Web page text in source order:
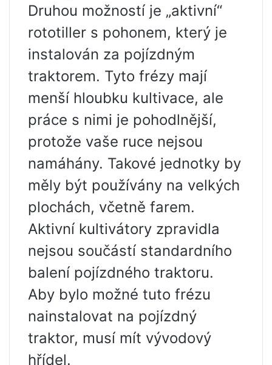
Druhou možností je „aktivní“
rototiller s pohonem, který je
instalován za pojízdným
traktorem. Tyto frézy mají
menší hloubku kultivace, ale
práce s nimi je pohodlnější,
protože vaše ruce nejsou
namáhány. Takové jednotky by
měly být používány na velkých
plochách, včetně farem.
Aktivní kultivátory zpravidla
nejsou součástí standardního
balení pojízdného traktoru.
Aby bylo možné tuto frézu
nainstalovat na pojízdný
traktor, musí mít vývodový
hřídel.